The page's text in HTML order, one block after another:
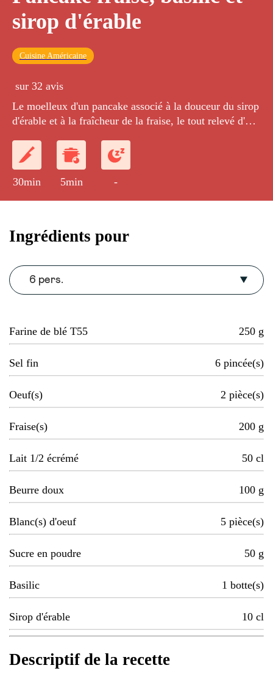
sirop d'érable
Cuisine Américaine
sur 32 avis
Le moelleux d'un pancake associé à la douceur du sirop
d'érable et à la fraîcheur de la fraise, le tout relevé d'une
30min 5min -
Ingrédients pour
6 pers.
Farine de blé T55 250 g
Sel fin 6 pincée(s)
Oeuf(s) 2 pièce(s)
Fraise(s) 200 g
Lait 1/2 écrémé 50 cl
Beurre doux 100 g
Blanc(s) d'oeuf 5 pièce(s)
Sucre en poudre 50 g
Basilic 1 botte(s)
Sirop d'érable 10 cl
Descriptif de la recette